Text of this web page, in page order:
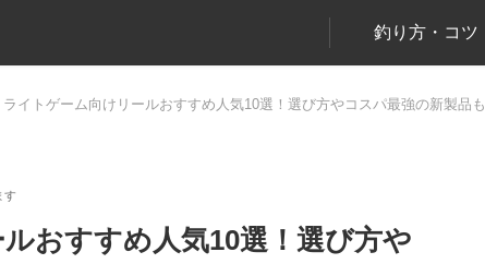
釣り方・コツ
ライトゲーム向けリールおすすめ人気10選！選び方やコスパ最強の新製品も
おすすめ人気10選！選び方や